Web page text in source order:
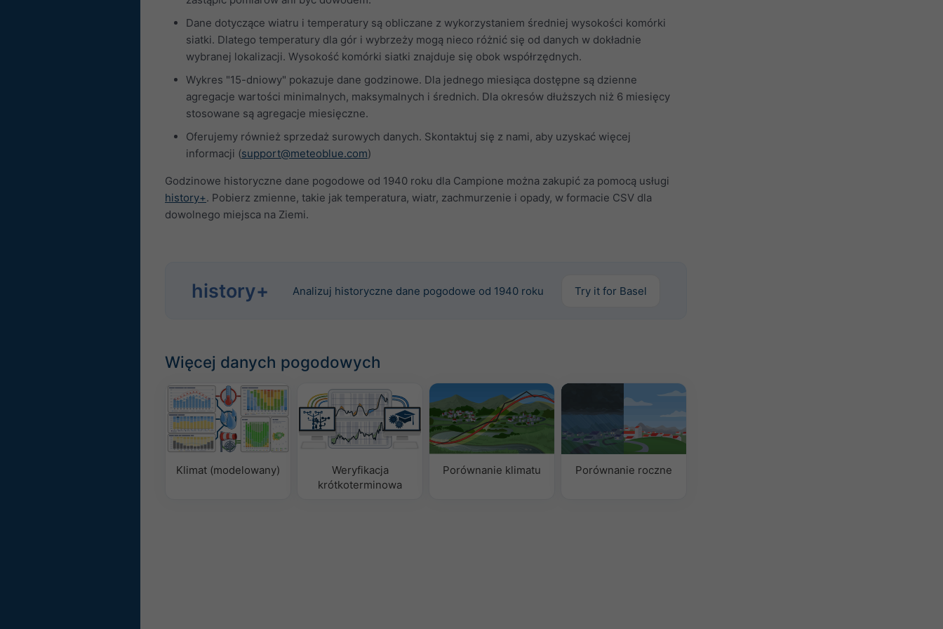
Dane dotyczące wiatru i temperatury są obliczane z wykorzystaniem średniej wysokości komórki
siatki. Dlatego temperatury dla gór i wybrzeży mogą nieco różnić się od danych w dokładnie
wybranej lokalizacji. Wysokość komórki siatki znajduje się obok współrzędnych.
Wykres "15-dniowy" pokazuje dane godzinowe. Dla jednego miesiąca dostępne są dzienne
agregacje wartości minimalnych, maksymalnych i średnich. Dla okresów dłuższych niż 6 miesięcy
stosowane są agregacje miesięczne.
Oferujemy również sprzedaż surowych danych. Skontaktuj się z nami, aby uzyskać więcej
informacji (support@meteoblue.com)
Godzinowe historyczne dane pogodowe od 1940 roku dla Campione można zakupić za pomocą usługi
history+. Pobierz zmienne, takie jak temperatura, wiatr, zachmurzenie i opady, w formacie CSV dla
dowolnego miejsca na Ziemi.
history+ Analizuj historyczne dane pogodowe od 1940 roku Try it for Basel
Więcej danych pogodowych
Klimat (modelowany)
Weryfikacja
krótkoterminowa
Porównanie klimatu Porównanie roczne